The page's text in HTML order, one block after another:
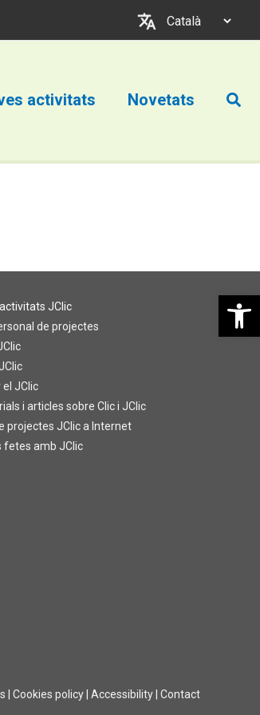
Obre la
un
activitats Novetats
JClic
de projectes
el JClic
i articles sobre Clic i JClic
projectes JClic a Internet
fetes amb JClic
Cookies policy Accessibility Contact